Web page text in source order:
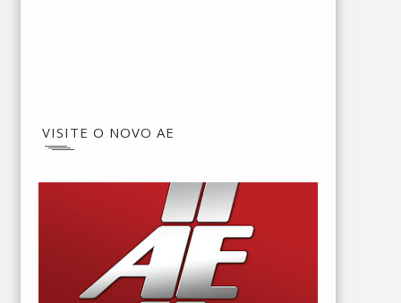
VISITE O NOVO AE